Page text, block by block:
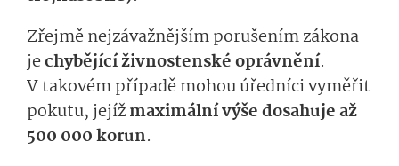
Zřejmě nejzávažnějším porušením zákona
jechybějící živnostenské oprávnění.
V takovém případě mohou úředníci vyměřit
pokutu, jejížmaximální výše dosahuje až
500 000 korun.